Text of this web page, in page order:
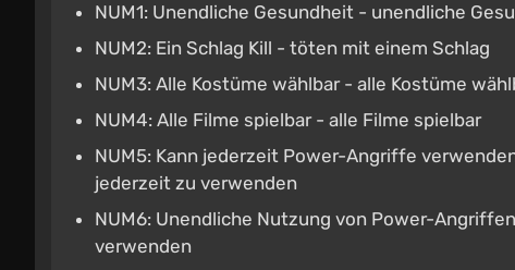
NUM1: Unendliche Gesundheit - unendliche
NUM2: Ein Schlag Kill - töten mit einem Schlag
NUM3: Alle Kostüme wählbar - alle Kostüme
NUM4: Alle Filme spielbar - alle Filme spielbar
NUM5: Kann jederzeit Power-Angriffe
jederzeit zu verwenden
NUM6: Unendliche Nutzung von Power-
verwenden